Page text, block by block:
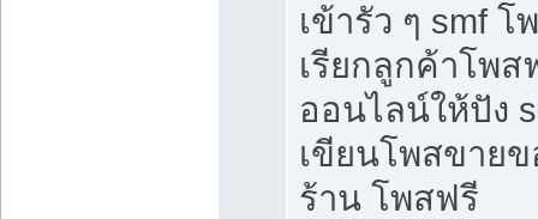
เข้ารัว ๆ smf
เรียกลูกค้าโพส
ออนไลน์ให้ปัง
เขียนโพสขาย
ร้าน โพสฟรี